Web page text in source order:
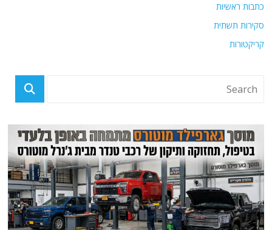
כתבות ראשיות
סקירות תשתית
קריקטורות